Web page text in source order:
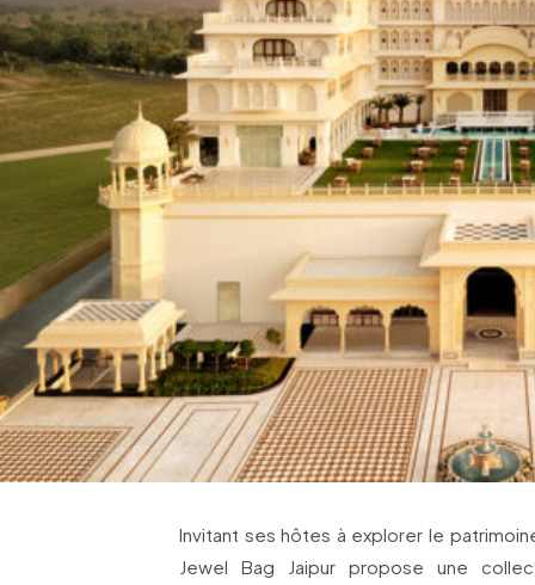
Invitant ses hôtes à explorer le
Jewel Bag Jaipur propose une